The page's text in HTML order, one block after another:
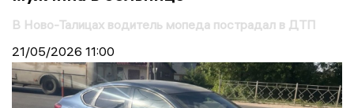
В Ново-Талицах водитель мопеда пострадал в ДТП
21/05/2026 11:00